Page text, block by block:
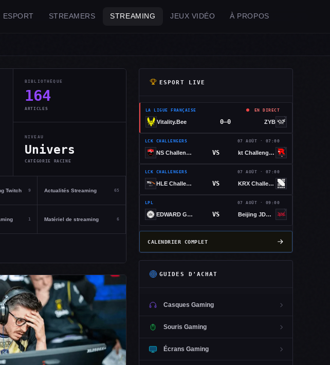
ESPORT STREAMERS STREAMING JEUX VIDÉO À PROPOS
BIBLIOTHÈQUE
164
ARTICLES
NIVEAU
Univers
CATÉGORIE RACINE
Twitch 9 Actualités Streaming 65
1 Matériel de streaming 6
ESPORT LIVE
LA LIGUE FRANÇAISE EN DIRECT
Vitality.Bee 0–0 ZYB
LCK CHALLENGERS 07 AOÛT · 07:00
NS Challengers VS kt Challengers
LCK CHALLENGERS 07 AOÛT · 07:00
HLE Challengers VS KRX Challengers
LPL 07 AOÛT · 09:00
EDWARD GAMING VS Beijing JDG Esports
CALENDRIER COMPLET
GUIDES D'ACHAT
Casques Gaming
Souris Gaming
Écrans Gaming